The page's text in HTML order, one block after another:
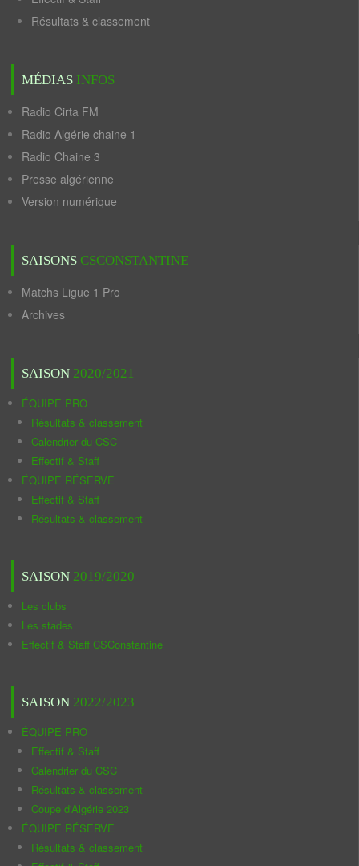
Résultats & classement
MÉDIAS INFOS
Radio Cirta FM
Radio Algérie chaine 1
Radio Chaine 3
Presse algérienne
Version numérique
SAISONS CSCONSTANTINE
Matchs Ligue 1 Pro
Archives
SAISON 2020/2021
ÉQUIPE PRO
Résultats & classement
Calendrier du CSC
Effectif & Staff
ÉQUIPE RÉSERVE
Effectif & Staff
Résultats & classement
SAISON 2019/2020
Les clubs
Les stades
Effectif & Staff CSConstantine
SAISON 2022/2023
ÉQUIPE PRO
Effectif & Staff
Calendrier du CSC
Résultats & classement
Coupe d'Algérie 2023
ÉQUIPE RÉSERVE
Résultats & classement